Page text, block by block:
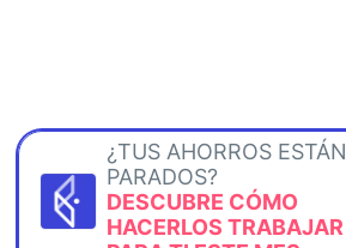
¿TUS AHORROS ESTÁN
PARADOS?
DESCUBRE CÓMO
HACERLOS TRABAJAR